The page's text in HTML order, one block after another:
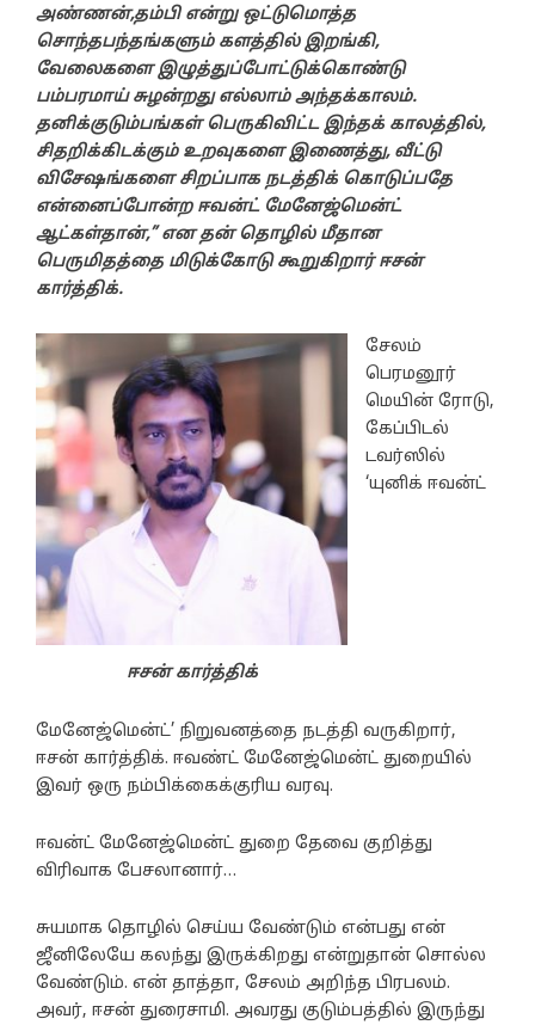
அண்ணன்,தம்பி என்று ஒட்டுமொத்த
சொந்தபந்தங்களும் களத்தில் இறங்கி,
வேலைகளை இழுத்துப்போட்டுக்கொண்டு
பம்பரமாய் சுழன்றது எல்லாம் அந்தக்காலம்.
தனிக்குடும்பங்கள் பெருகிவிட்ட இந்தக் காலத்தில்,
சிதறிக்கிடக்கும் உறவுகளை இணைத்து, வீட்டு
விசேஷங்களை சிறப்பாக நடத்திக் கொடுப்பதே
என்னைப்போன்ற ஈவன்ட் மேனேஜ்மென்ட்
ஆட்கள்தான்,” என தன் தொழில் மீதான
பெருமிதத்தை மிடுக்கோடு கூறுகிறார் ஈசன்
கார்த்திக்.
ஈசன் கார்த்திக்
சேலம்
பெரமனூர்
மெயின் ரோடு,
கேப்பிடல்
டவர்ஸில்
‘யுனிக் ஈவன்ட்
மேனேஜ்மென்ட்’ நிறுவனத்தை நடத்தி வருகிறார்,
ஈசன் கார்த்திக். ஈவண்ட் மேனேஜ்மென்ட் துறையில்
இவர் ஒரு நம்பிக்கைக்குரிய வரவு.
ஈவன்ட் மேனேஜ்மென்ட் துறை தேவை குறித்து
விரிவாக பேசலானார்…
சுயமாக தொழில் செய்ய வேண்டும் என்பது என்
ஜீனிலேயே கலந்து இருக்கிறது என்றுதான் சொல்ல
வேண்டும். என் தாத்தா, சேலம் அறிந்த பிரபலம்.
அவர், ஈசன் துரைசாமி. அவரது குடும்பத்தில் இருந்து